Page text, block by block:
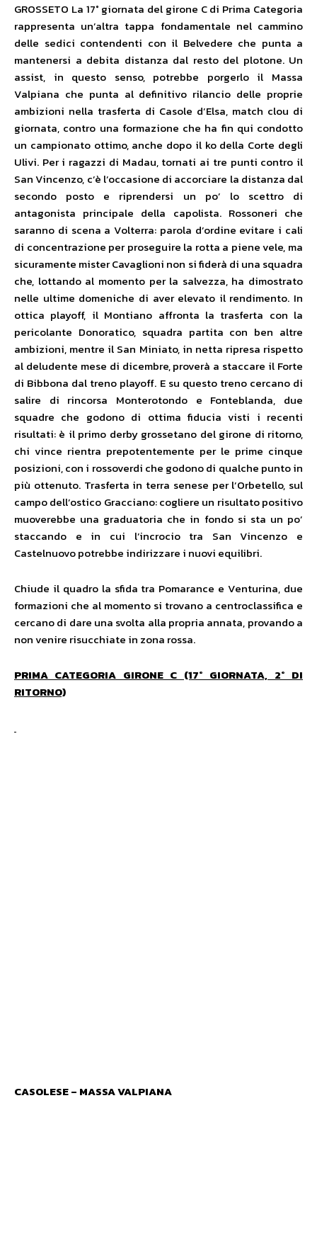
GROSSETO La 17° giornata del girone C di Prima Categoria
rappresenta un’altra tappa fondamentale nel cammino
delle sedici contendenti con il Belvedere che punta a
mantenersi a debita distanza dal resto del plotone. Un
assist, in questo senso, potrebbe porgerlo il Massa
Valpiana che punta al definitivo rilancio delle proprie
ambizioni nella trasferta di Casole d’Elsa, match clou di
giornata, contro una formazione che ha fin qui condotto
un campionato ottimo, anche dopo il ko della Corte degli
Ulivi. Per i ragazzi di Madau, tornati ai tre punti contro il
San Vincenzo, c’è l’occasione di accorciare la distanza dal
secondo posto e riprendersi un po’ lo scettro di
antagonista principale della capolista. Rossoneri che
saranno di scena a Volterra: parola d’ordine evitare i cali
di concentrazione per proseguire la rotta a piene vele, ma
sicuramente mister Cavaglioni non si fiderà di una squadra
che, lottando al momento per la salvezza, ha dimostrato
nelle ultime domeniche di aver elevato il rendimento. In
ottica playoff, il Montiano affronta la trasferta con la
pericolante Donoratico, squadra partita con ben altre
ambizioni, mentre il San Miniato, in netta ripresa rispetto
al deludente mese di dicembre, proverà a staccare il Forte
di Bibbona dal treno playoff. E su questo treno cercano di
salire di rincorsa Monterotondo e Fonteblanda, due
squadre che godono di ottima fiducia visti i recenti
risultati: è il primo derby grossetano del girone di ritorno,
chi vince rientra prepotentemente per le prime cinque
posizioni, con i rossoverdi che godono di qualche punto in
più ottenuto. Trasferta in terra senese per l’Orbetello, sul
campo dell’ostico Gracciano: cogliere un risultato positivo
muoverebbe una graduatoria che in fondo si sta un po’
staccando e in cui l’incrocio tra San Vincenzo e
Castelnuovo potrebbe indirizzare i nuovi equilibri.
Chiude il quadro la sfida tra Pomarance e Venturina, due
formazioni che al momento si trovano a centroclassifica e
cercano di dare una svolta alla propria annata, provando a
non venire risucchiate in zona rossa.
PRIMA CATEGORIA GIRONE C (17° GIORNATA, 2° DI
RITORNO)
CASOLESE – MASSA VALPIANA